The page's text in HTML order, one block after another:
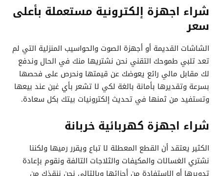
شراء اجهزة إلكترونية مستعملة بأعلى
سعر
الشاشات القديمة أو أجهزة الصوت والحواسيب المنزلية التي لم
تعد تلبي طموحك التقني نحن نشتريها منك في الحال وندفع
لك مقابل مالي رائع يعوضك عن قيمتها ونحرص على فحصها
بسرعة وتقديرها بأمانة بالغة لكي لا تشعر بأي غبن عند بيعها
وتستفيد من ثمنها في تحديث إلكترونيات بيتك بكل سعادة.
شراء اجهزة كهربائية خربانة
الكثير يعتقد أن القطع المعطلة لا تباع ويقرر رميها ولكننا
نشتري الغسالات والمكيفات والثلاجات التالفة ونقوم بإعادة